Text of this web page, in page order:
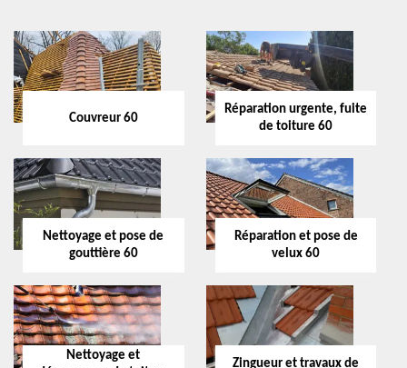
Couvreur 60
Réparation urgente, fuite
de toiture 60
Nettoyage et pose de
gouttière 60
Réparation et pose de
velux 60
Nettoyage et
Zingueur et travaux de